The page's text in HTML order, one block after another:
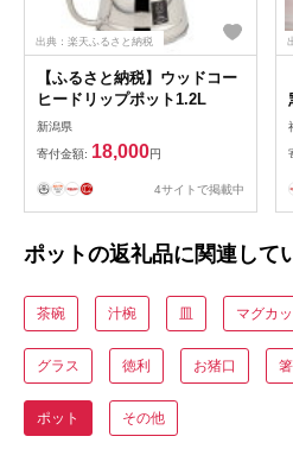
出典：楽天ふるさと納税
【ふるさと納税】ウッドコー
ヒードリップポット1.2L
新潟県
寄付金額: 18,000円
4サイトで掲載中
ポットの返礼品に関連して
茶碗 汁椀 皿 マグカ
グラス 徳利 お猪口 箸
ポット その他